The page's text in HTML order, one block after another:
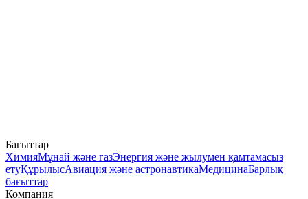
Бағыттар
ХимияМұнай және газЭнергия және жылумен қамтамасыз
етуҚұрылысАвиация және астронавтикаМедицинаБарлық
бағыттар
Компания